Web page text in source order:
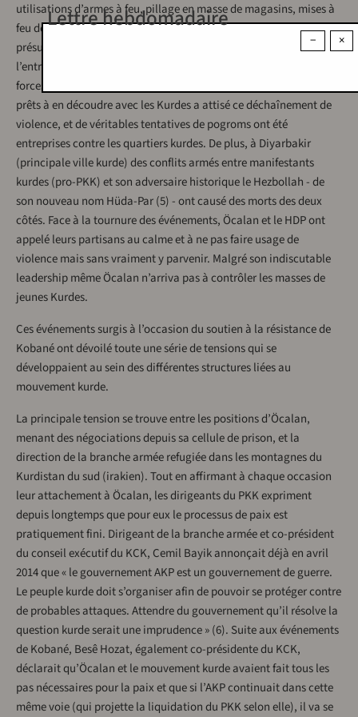
utilisations d’armes à feu, pillage en masse de magasins, mises à
feu de bâtiments administratifs et d’écoles, meurtres de civils
présumés militants de « l’État islamique ». Dans l’ouest du pays,
l’entrée en jeu (sous la bienveillance du gouvernement et des
forces de l’ordre) des hordes de nationalistes et islamistes turcs
prêts à en découdre avec les Kurdes a attisé ce déchaînement de
violence, et de véritables tentatives de pogroms ont été
entreprises contre les quartiers kurdes. De plus, à Diyarbakir
(principale ville kurde) des conflits armés entre manifestants
kurdes (pro-PKK) et son adversaire historique le Hezbollah - de
son nouveau nom Hüda-Par (5) - ont causé des morts des deux
côtés. Face à la tournure des événements, Öcalan et le HDP ont
appelé leurs partisans au calme et à ne pas faire usage de
violence mais sans vraiment y parvenir. Malgré son indiscutable
leadership même Öcalan n’arriva pas à contrôler les masses de
jeunes Kurdes.
Ces événements surgis à l’occasion du soutien à la résistance de
Kobané ont dévoilé toute une série de tensions qui se
développaient au sein des différentes structures liées au
mouvement kurde.
La principale tension se trouve entre les positions d’Öcalan,
menant des négociations depuis sa cellule de prison, et la
direction de la branche armée refugiée dans les montagnes du
Kurdistan du sud (irakien). Tout en affirmant à chaque occasion
leur attachement à Öcalan, les dirigeants du PKK expriment
depuis longtemps que pour eux le processus de paix est
pratiquement fini. Dirigeant de la branche armée et co-président
du conseil exécutif du KCK, Cemil Bayik annonçait déjà en avril
2014 que « le gouvernement AKP est un gouvernement de guerre.
Le peuple kurde doit s’organiser afin de pouvoir se protéger contre
de probables attaques. Attendre du gouvernement qu’il résolve la
question kurde serait une imprudence » (6). Suite aux événements
de Kobané, Besê Hozat, également co-présidente du KCK,
déclarait qu’Öcalan et le mouvement kurde avaient fait tous les
pas nécessaires pour la paix et que si l’AKP continuait dans cette
même voie (qui projette la liquidation du PKK selon elle), il va se
×
−
Lettre hebdomadaire